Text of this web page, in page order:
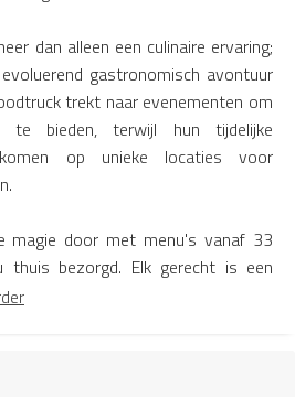
dan alleen een culinaire ervaring;
gastronomisch avontuur
trekt naar evenementen om
te bieden, terwijl hun tijdelijke
op unieke locaties voor
magie door met menu's vanaf 33
thuis bezorgd. Elk gerecht is een